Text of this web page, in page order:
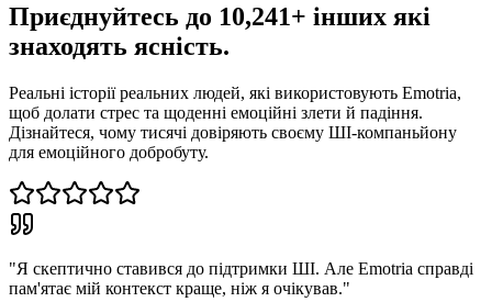
Приєднуйтесь до 10,241+ інших які
знаходять ясність.
Реальні історії реальних людей, які використовують Emotria,
щоб долати стрес та щоденні емоційні злети й падіння.
Дізнайтеся, чому тисячі довіряють своєму ШІ-компаньйону
для емоційного добробуту.
"Я скептично ставився до підтримки ШІ. Але Emotria справді
пам'ятає мій контекст краще, ніж я очікував."